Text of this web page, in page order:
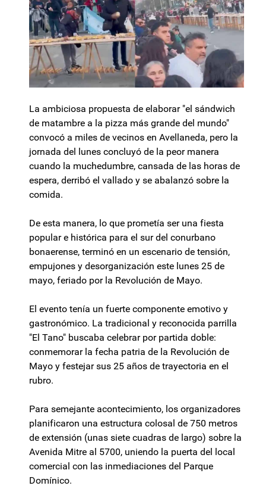
La ambiciosa propuesta de elaborar "el sándwich
de matambre a la pizza más grande del mundo"
convocó a miles de vecinos en Avellaneda, pero la
jornada del lunes concluyó de la peor manera
cuando la muchedumbre, cansada de las horas de
espera, derribó el vallado y se abalanzó sobre la
comida.
De esta manera, lo que prometía ser una fiesta
popular e histórica para el sur del conurbano
bonaerense, terminó en un escenario de tensión,
empujones y desorganización este lunes 25 de
mayo, feriado por la Revolución de Mayo.
El evento tenía un fuerte componente emotivo y
gastronómico. La tradicional y reconocida parrilla
"El Tano" buscaba celebrar por partida doble:
conmemorar la fecha patria de la Revolución de
Mayo y festejar sus 25 años de trayectoria en el
rubro.
Para semejante acontecimiento, los organizadores
planificaron una estructura colosal de 750 metros
de extensión (unas siete cuadras de largo) sobre la
Avenida Mitre al 5700, uniendo la puerta del local
comercial con las inmediaciones del Parque
Domínico.